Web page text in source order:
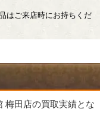
はご来店時にお持ちくだ
梅田店の買取実績とな